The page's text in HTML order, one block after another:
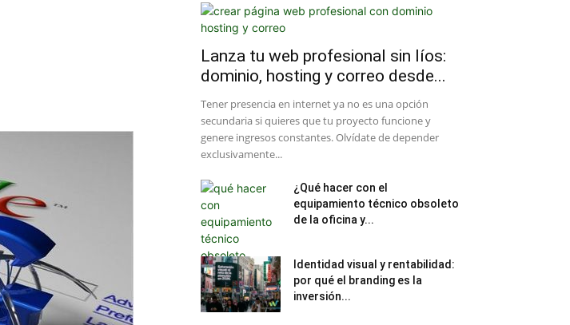
Lanza tu web profesional sin líos:
dominio, hosting y correo desde...
​Tener presencia en internet ya no es una opción
secundaria si quieres que tu proyecto funcione y
genere ingresos constantes. Olvídate de depender
exclusivamente...
¿Qué hacer con el
equipamiento técnico obsoleto
de la oficina y...
Identidad visual y rentabilidad:
por qué el branding es la
inversión...